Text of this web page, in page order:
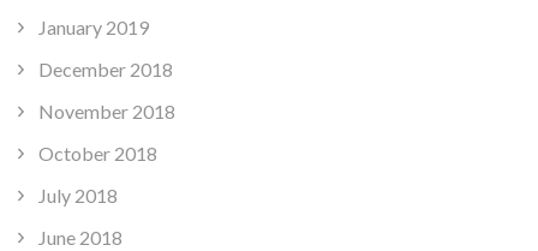
January 2019
December 2018
November 2018
October 2018
July 2018
June 2018